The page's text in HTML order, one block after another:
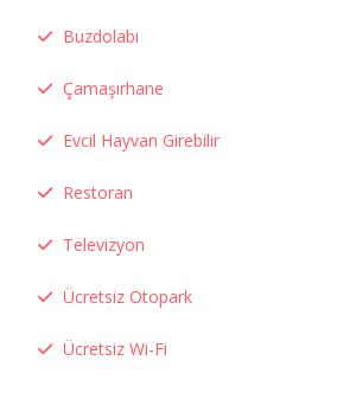
Buzdolabı
Çamaşırhane
Evcil Hayvan Girebilir
Restoran
Televizyon
Ücretsiz Otopark
Ücretsiz Wi-Fi